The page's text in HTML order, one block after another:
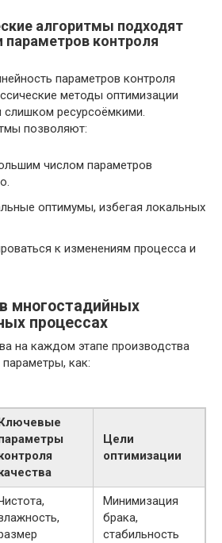
алгоритмы подходят
параметров контроля
параметров контроля
методы оптимизации
ресурсоёмкими.
позволяют:
числом параметров
оптимумы, избегая локальных
к изменениям процесса и
многостадийных
процессах
на каждом этапе производства
как:
Ключевые
Цели
оптимизации
Минимизация
брака,
стабильность